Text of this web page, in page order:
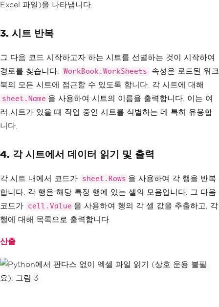
Excel 파일)을 나타냅니다.
3. 시트 반복
그 다음 코드 시작하고자 하는 시트를 선별하는 것이 시작하여
경로를 찾습니다.
WorkBook.WorkSheets
속성은 로드된 워크
북의 모든 시트에 접근할 수 있도록 합니다. 각 시트에 대해
sheet.Name 을 사용하여 시트의 이름을 출력합니다. 이는 여
러 시트가 있을 때 작업 중인 시트를 식별하는 데 특히 유용합
니다.
4. 각 시트에서 데이터 읽기 및 출력
각 시트 내에서 코드가 sheet.Rows 을 사용하여 각 행을 반복
합니다. 각 행은 해당 특정 행에 있는 셀의 모음입니다. 그 다음
코드가
cell.Value 을 사용하여 행의 각 셀 값을 추출하고, 각
행에 대해 목록으로 출력합니다.
산출